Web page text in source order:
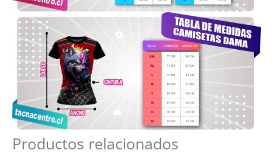
Productos relacionados